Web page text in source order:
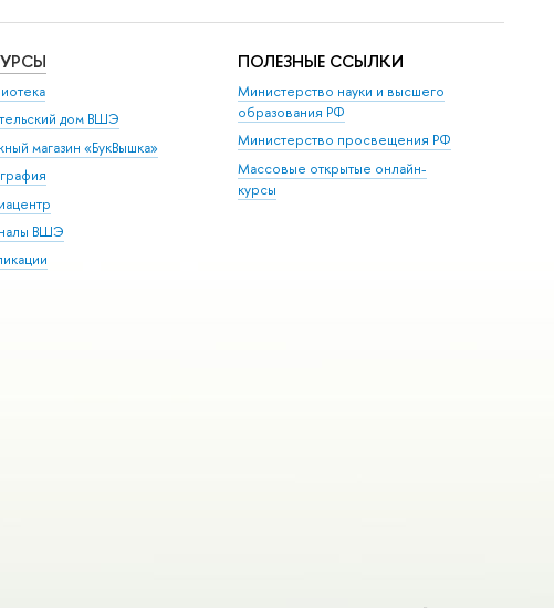
дом ВШЭ
магазин «БукВышка»
ВШЭ
ПОЛЕЗНЫЕ ССЫЛКИ
Министерство науки и высшего
образования РФ
Министерство просвещения РФ
Массовые открытые онлайн-
курсы